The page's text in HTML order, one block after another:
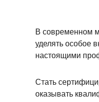
В современном
уделять особое
настоящими
Стать
оказывать